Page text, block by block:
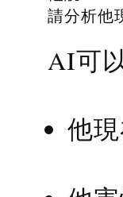
請分析他
AI可
他